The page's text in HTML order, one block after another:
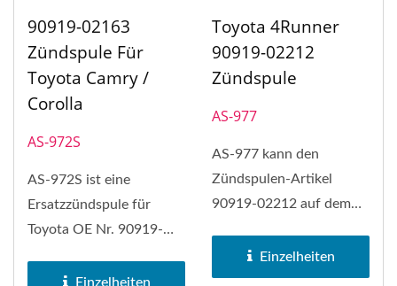
90919-02163
Zündspule Für
Toyota Camry /
Corolla
AS-972S
AS-972S ist eine
Ersatzzündspule für
Toyota OE Nr. 90919-
Toyota Corolla,...
Einzelheiten
Toyota 4Runner
90919-02212
Zündspule
AS-977
AS-977 kann den
Zündspulen-Artikel
90919-02212 auf dem
T100, Toyota...
Einzelheiten